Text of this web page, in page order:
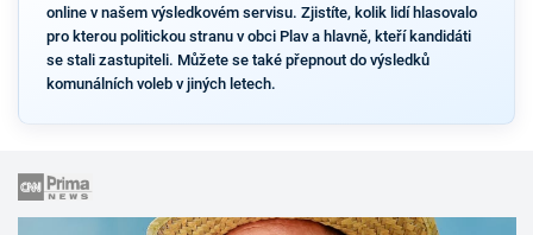
online v našem výsledkovém servisu. Zjistíte, kolik lidí hlasovalo
pro kterou politickou stranu v obci Plav a hlavně, kteří kandidáti
se stali zastupiteli. Můžete se také přepnout do výsledků
komunálních voleb v jiných letech.